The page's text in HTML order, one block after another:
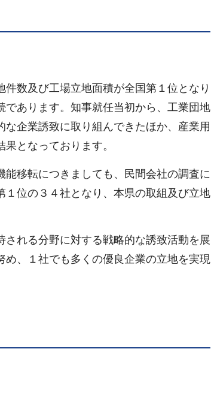
数及び工場立地面積が全国第１位となり
あります。知事就任当初から、工業団地
企業誘致に取り組んできたほか、産業用
となっております。
移転につきましても、民間会社の調査に
位の３４社となり、本県の取組及び立地
れる分野に対する戦略的な誘致活動を展
、１社でも多くの優良企業の立地を実現